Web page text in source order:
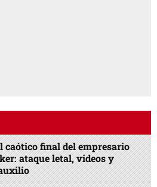
caótico final del empresario
ataque letal, videos y